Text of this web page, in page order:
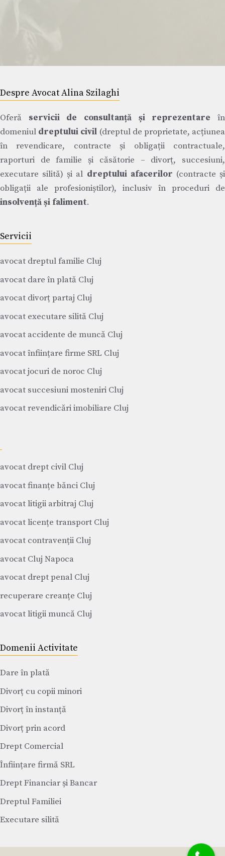
Despre Avocat Alina Szilaghi
Oferă servicii de consultanță și reprezentare în
domeniul dreptului civil (dreptul de proprietate, acțiunea
în revendicare, contracte și obligații contractuale,
raporturi de familie și căsătorie – divorț, succesiuni,
executare silită) și al dreptului afacerilor (contracte și
obligații ale profesioniștilor), inclusiv în proceduri de
insolvență și faliment.
Servicii
avocat dreptul familie Cluj
avocat dare în plată Cluj
avocat divorț partaj Cluj
avocat executare silită Cluj
avocat accidente de muncă Cluj
avocat înființare firme SRL Cluj
avocat jocuri de noroc Cluj
avocat succesiuni mosteniri Cluj
avocat revendicări imobiliare Cluj
avocat drept civil Cluj
avocat finanțe bănci Cluj
avocat litigii arbitraj Cluj
avocat licențe transport Cluj
avocat contravenții Cluj
avocat Cluj Napoca
avocat drept penal Cluj
recuperare creanțe Cluj
avocat litigii muncă Cluj
Domenii Activitate
Dare în plată
Divorț cu copii minori
Divorț în instanță
Divorț prin acord
Drept Comercial
Înființare firmă SRL
Drept Financiar și Bancar
Dreptul Familiei
Executare silită